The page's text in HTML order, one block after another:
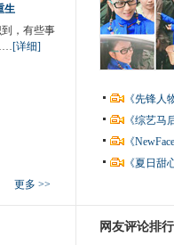
生
，有些事
[详细]
更多 >>
《先锋
《综艺
《
《夏日
网友评论排行